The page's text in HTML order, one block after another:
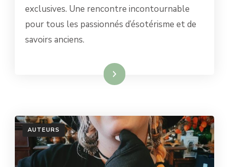
DU
SABBAT
exclusives. Une rencontre incontournable
pour tous les passionnés d’ésotérisme et de
savoirs anciens.
Lire la suite
AUTEURS